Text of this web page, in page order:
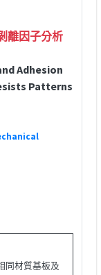
離因子分析
Adhesion
Patterns
同材質基板及